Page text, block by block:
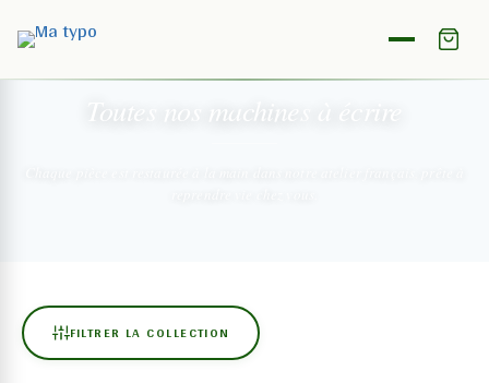
Toutes nos machines
FILTRER LA COLLECTION